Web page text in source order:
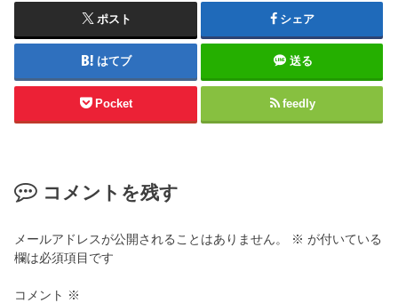
ポスト シェア
はてブ 送る
Pocket feedly
コメントを残す
メールアドレスが公開されることはありません。 ※ が付いている
欄は必須項目です
コメント ※